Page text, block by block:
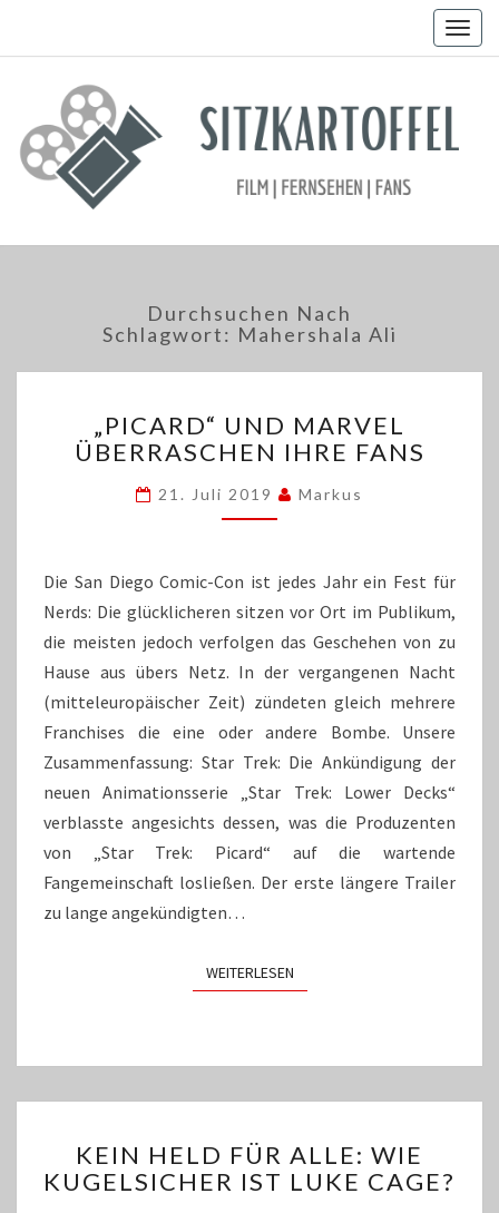
Durchsuchen Nach
Schlagwort: Mahershala Ali
UND
MARVEL
IHRE
FANS
„PICARD“ UND MARVEL
ÜBERRASCHEN IHRE FANS
21. Juli 2019 Markus
Die San Diego Comic-Con ist jedes Jahr ein Fest für
Nerds: Die glücklicheren sitzen vor Ort im Publikum,
die meisten jedoch verfolgen das Geschehen von zu
Hause aus übers Netz. In der vergangenen Nacht
(mitteleuropäischer Zeit) zündeten gleich mehrere
Franchises die eine oder andere Bombe. Unsere
Zusammenfassung: Star Trek: Die Ankündigung der
neuen Animationsserie „Star Trek: Lower Decks“
verblasste angesichts dessen, was die Produzenten
von „Star Trek: Picard“ auf die wartende
Fangemeinschaft losließen. Der erste längere Trailer
zu lange angekündigten…
WEITERLESENWEITERLESEN
HELD
FÜR
KEIN HELD FÜR ALLE: WIE
KUGELSICHER IST LUKE CAGE?